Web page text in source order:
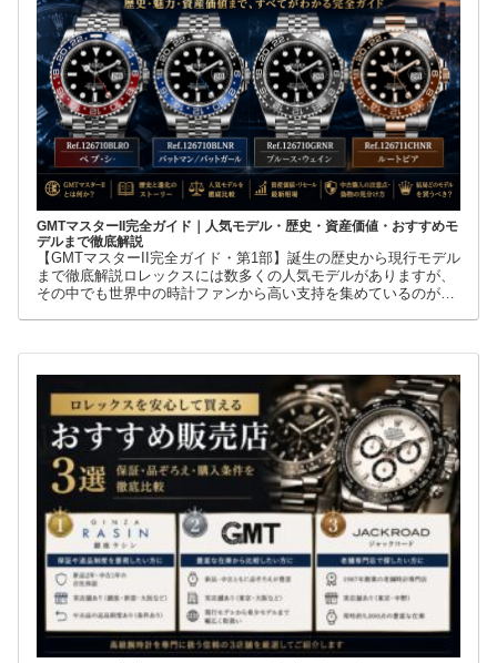
GMTマスターII完全ガイド｜人気モデル・歴史・資産価値・おすすめモ
デルまで徹底解説
【GMTマスターII完全ガイド・第1部】誕生の歴史から現行モデル
まで徹底解説ロレックスには数多くの人気モデルがありますが、
その中でも世界中の時計ファンから高い支持を集めているのが